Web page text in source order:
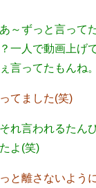
～ずっと言って
一人で動画上げ
言ってたもんね。
てました(笑)
れ言われるたん
よ(笑)
と離さないように